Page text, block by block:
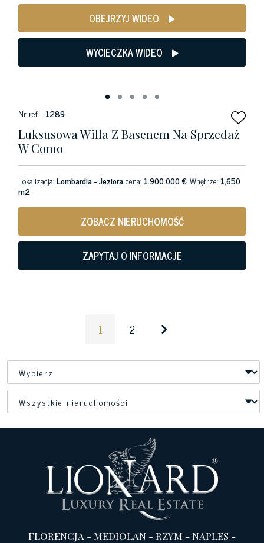
OBEJRZYJ WIDEO
WYCIECZKA WIDEO
Nr ref. | 1289
Luksusowa Willa Z Basenem Na Sprzedaż
W Como
Lokalizacja:Lombardia - Jezioracena: 1.900.000 € Wnętrze: 1,650
m2
ZOBACZ NIERUCHOMOŚĆ
ZAPYTAJ O INFORMACJE
1 2
FLORENCJA -MEDIOLAN -RZYM -NAPLES -